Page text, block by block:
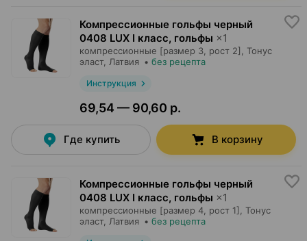
Компрессионные гольфы черный
0408 LUX I класс, гольфы ×1
компрессионные [размер 3, рост 2],
Тонус
эласт, Латвия • без рецепта
Инструкция
69,54 — 90,60 р.
Где купить В корзину
Компрессионные гольфы черный
0408 LUX I класс, гольфы ×1
компрессионные [размер 4, рост 1],
Тонус
эласт, Латвия • без рецепта